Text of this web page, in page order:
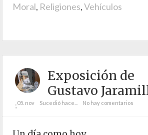
Moral, Religiones,Vehículos
Exposición de
Gustavo
;05. nov Sucedió hace... No hay comentarios